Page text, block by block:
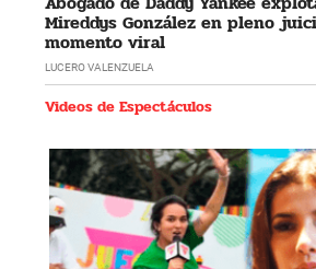
Mireddys González en pleno
momento viral
LUCERO VALENZUELA
Videos de Espectáculos